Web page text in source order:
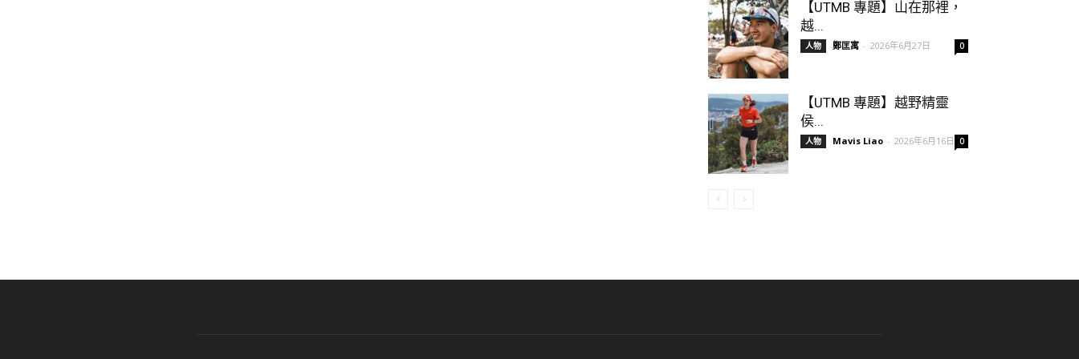
【UTMB 專題】山在那裡，
越...
人物 鄭匡寓 - 2026年6月27日 0
【UTMB 專題】越野精靈
侯...
人物 Mavis Liao - 2026年6月16日 0